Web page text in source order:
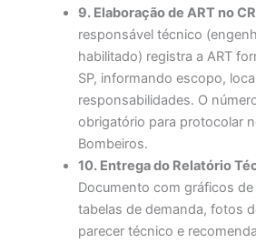
9. Elaboração de ART no
responsável técnico
habilitado) registra a ART
SP, informando escopo,
responsabilidades. O
obrigatório para protocolar
Bombeiros.
10. Entrega do Relatório
Documento com gráficos
tabelas de demanda, fotos
parecer técnico e